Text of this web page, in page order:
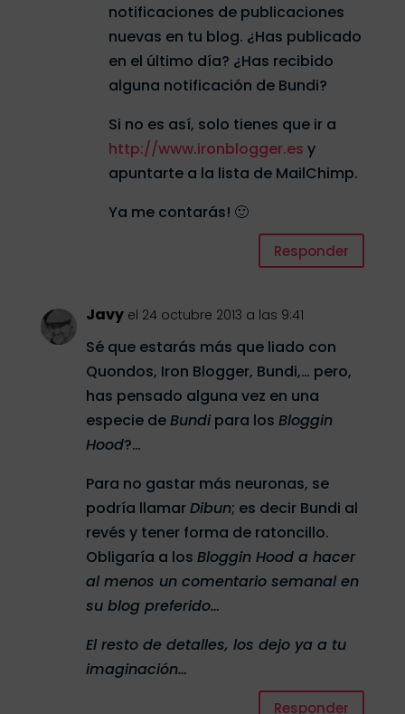
notificaciones de publicaciones
nuevas en tu blog. ¿Has publicado
en el último día? ¿Has recibido
alguna notificación de Bundi?
Si no es así, solo tienes que ir a
http://www.ironblogger.es y
apuntarte a la lista de MailChimp.
Ya me contarás! 🙂
Responder
Javy el 24 octubre 2013 a las 9:41
Sé que estarás más que liado con
Quondos, Iron Blogger, Bundi,… pero,
has pensado alguna vez en una
especie deBundipara los Bloggin
Hood?…
Para no gastar más neuronas, se
podría llamarDibun; es decir Bundi al
revés y tener forma de ratoncillo.
Obligaría a los Bloggin Hooda hacer
al menos un comentario semanal en
su blog preferido…
El resto de detalles, los dejo ya a tu
imaginación…
Responder